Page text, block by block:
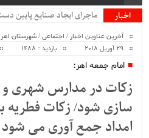
اخبار
ماجرای ایجاد صنایع پایین
آخرین عناوین اخبار / اجتماعی/شهرستان اهر
29 آوریل 2018
بازدید : 1488
امام جمعه اهر:
زکات در مدارس شهری و
سازی شود/ زکات فطریه
امداد جمع آوری می شود